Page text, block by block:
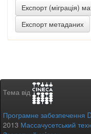
Тема від
Програмне забезпечення
2013 Массачусетський